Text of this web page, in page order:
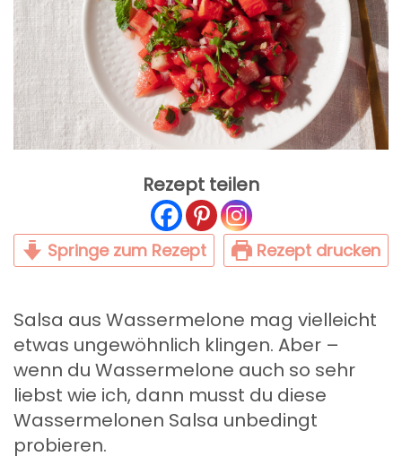
Rezept teilen
Springe zum Rezept Rezept drucken
Salsa aus Wassermelone mag vielleicht
etwas ungewöhnlich klingen. Aber –
wenn du Wassermelone auch so sehr
liebst wie ich, dann musst du diese
Wassermelonen Salsa unbedingt
probieren.